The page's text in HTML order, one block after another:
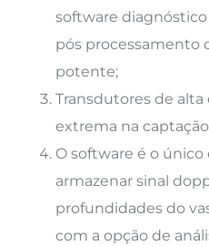
software
pós processamento
potente;
Transdutores de
extrema na
O software é o único
armazenar sinal
profundidades do
com a opção de